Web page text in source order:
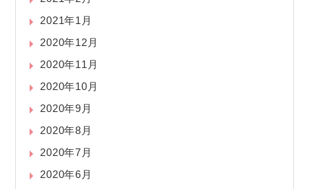
2021年1月
2020年12月
2020年11月
2020年10月
2020年9月
2020年8月
2020年7月
2020年6月